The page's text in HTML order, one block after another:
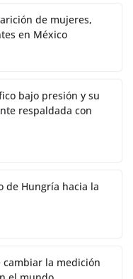
de mujeres,
en México
bajo presión y su
respaldada con
de Hungría hacia la
cambiar la medición